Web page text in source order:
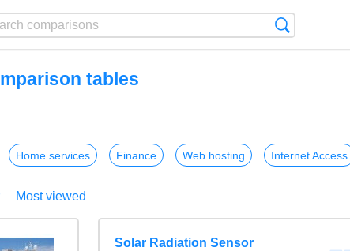
tables
Home services Finance Web hosting Internet Access
Most viewed
Solar Radiation Sensor